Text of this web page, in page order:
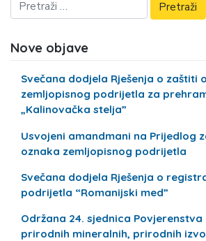
Nove objave
Svečana dodjela Rješenja o zaštiti
zemljopisnog podrijetla za
„Kalinovačka stelja”
Usvojeni amandmani na Prijedlog
oznaka zemljopisnog podrijetla
Svečana dodjela Rješenja o
podrijetla “Romanijski med”
Održana 24. sjednica
prirodnih mineralnih, prirodnih